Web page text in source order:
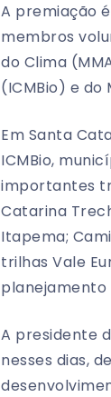
A premiação
membros
do Clima
(ICMBio) e do
Em Santa
ICMBio,
importantes
Catarina
Itapema;
trilhas Vale
planejamento
A presidente
nesses dias,